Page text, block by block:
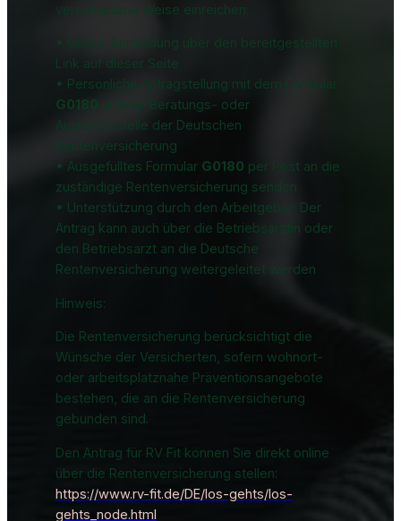
verschiedene Weise einreichen:
• Online-Anmeldung über den bereitgestellten
Link auf dieser Seite
• Persönliche Antragstellung mit dem Formular
G0180 in einer Beratungs- oder
Auskunftsstelle der Deutschen
Rentenversicherung
• Ausgefülltes Formular G0180 per Post an die
zuständige Rentenversicherung senden
• Unterstützung durch den Arbeitgeber: Der
Antrag kann auch über die Betriebsärztin oder
den Betriebsarzt an die Deutsche
Rentenversicherung weitergeleitet werden
Hinweis:
Die Rentenversicherung berücksichtigt die
Wünsche der Versicherten, sofern wohnort-
oder arbeitsplatznahe Präventionsangebote
bestehen, die an die Rentenversicherung
gebunden sind.
Den Antrag für RV Fit können Sie direkt online
über die Rentenversicherung stellen:
https://www.rv-fit.de/DE/los-gehts/los-
gehts_node.html